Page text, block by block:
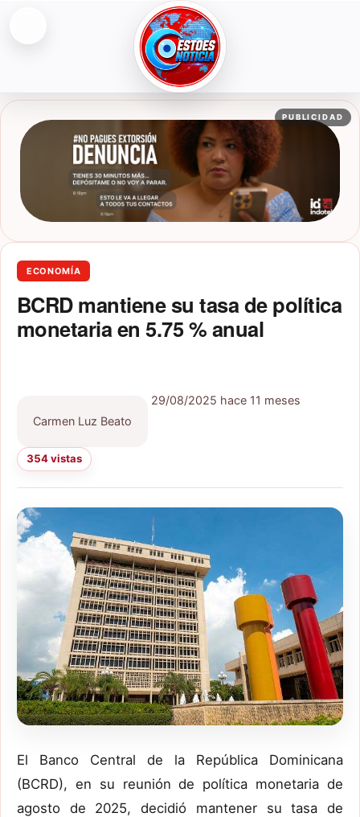
ESTOESNOTICIA|NOTICIAS
PUBLICIDAD
ECONOMÍA
BCRD mantiene su tasa de política
monetaria en 5.75 % anual
Carmen Luz Beato
29/08/2025 hace 11 meses
354 vistas
El Banco Central de la República Dominicana
(BCRD), en su reunión de política monetaria de
agosto de 2025, decidió mantener su tasa de